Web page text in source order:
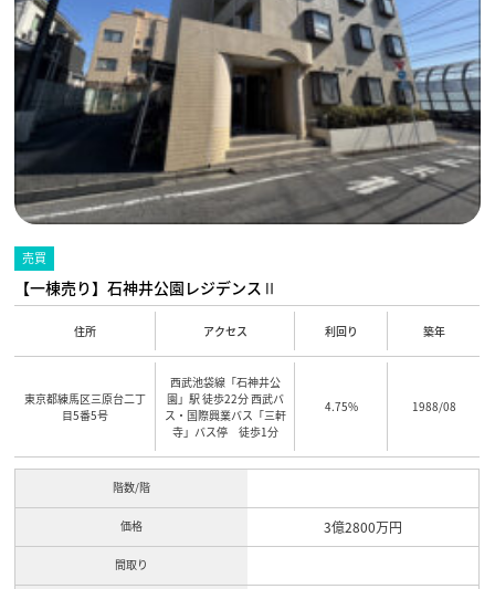
売買
【一棟売り】石神井公園レジデンスⅡ
住所 アクセス 利回り 築年
東京都練馬区三原台二丁
目5番5号
西武池袋線「石神井公
園」駅 徒歩22分 西武バ
ス・国際興業バス「三軒
寺」バス停 徒歩1分
4.75% 1988/08
階数/階
価格
間取り
3億2800万円